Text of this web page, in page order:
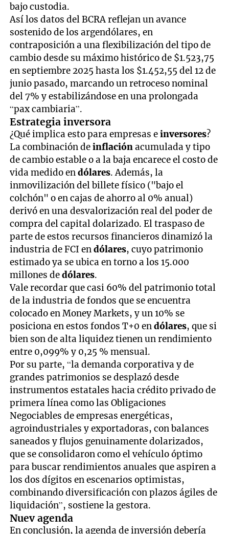
bajo custodia.
Así los datos del BCRA reflejan un avance
sostenido de los argendólares, en
contraposición a una flexibilización del tipo de
cambio desde su máximo histórico de $1.523,75
en septiembre 2025 hasta los $1.452,55 del 12 de
junio pasado, marcando un retroceso nominal
del 7% y estabilizándose en una prolongada
“pax cambiaria”.
Estrategia inversora
¿Qué implica esto para empresas einversores?
La combinación deinflaciónacumulada y tipo
de cambio estable o a la baja encarece el costo de
vida medido endólares. Además, la
inmovilización del billete físico ("bajo el
colchón" o en cajas de ahorro al 0% anual)
derivó en una desvalorización real del poder de
compra del capital dolarizado. El traspaso de
parte de estos recursos financieros dinamizó la
industria de FCI endólares, cuyo patrimonio
estimado ya se ubica en torno a los 15.000
millones dedólares.
Vale recordar que casi 60% del patrimonio total
de la industria de fondos que se encuentra
colocado en Money Markets, y un 10% se
posiciona en estos fondos T+0 endólares, que si
bien son de alta liquidez tienen un rendimiento
entre 0,099% y 0,25 % mensual.
Por su parte, “la demanda corporativa y de
grandes patrimonios se desplazó desde
instrumentos estatales hacia crédito privado de
primera línea como las Obligaciones
Negociables de empresas energéticas,
agroindustriales y exportadoras, con balances
saneados y flujos genuinamente dolarizados,
que se consolidaron como el vehículo óptimo
para buscar rendimientos anuales que aspiren a
los dos dígitos en escenarios optimistas,
combinando diversificación con plazos ágiles de
liquidación”, sostiene la gestora.
Nuev agenda
En conclusión, la agenda de inversión debería